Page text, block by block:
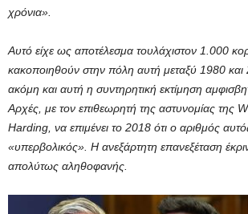
χρόνια».
Αυτό είχε ως αποτέλεσμα τουλάχιστον 1.000
κακοποιηθούν στην πόλη αυτή μεταξύ 1980
ακόμη και αυτή η συντηρητική εκτίμηση
Αρχές, με τον επιθεωρητή της αστυνομίας της
Harding, να επιμένει το 2018 ότι ο αριθμός
«υπερβολικός». Η ανεξάρτητη επανεξέταση
απολύτως αληθοφανής.